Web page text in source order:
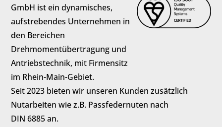
GmbH ist ein dynamisches,
aufstrebendes Unternehmen in
den Bereichen
Drehmomentübertragung und
Antriebstechnik, mit Firmensitz
im Rhein-Main-Gebiet.
Seit 2023 bieten wir unseren Kunden zusätzlich
Nutarbeiten wie z.B. Passfedernuten nach
DIN 6885 an.